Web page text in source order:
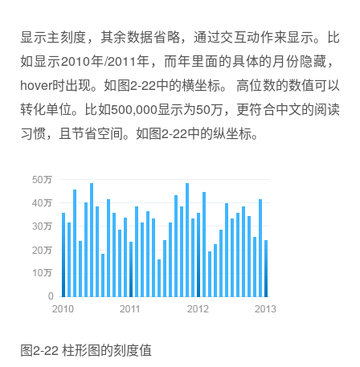
显示主刻度，其余数据省略，通过交互动作来显示。比
如显示2010年/2011年，而年里面的具体的月份隐藏，
hover时出现。如图2-22中的横坐标。 高位数的数值可以
转化单位。比如500,000显示为50万，更符合中文的阅读
习惯，且节省空间。如图2-22中的纵坐标。
图2-22 柱形图的刻度值